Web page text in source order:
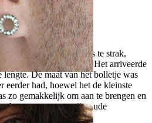
de maten voor mijn
mijn huidige staf was te strak,
niet goed kon genezen. Het arriveerde
lengte. De maat van het bolletje was
eerder had, hoewel het de kleinste
zo gemakkelijk om aan te brengen en
kan zeggen van mijn oude